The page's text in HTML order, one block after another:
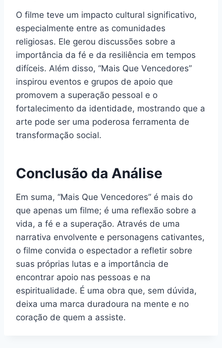
O filme teve um impacto cultural significativo,
especialmente entre as comunidades
religiosas. Ele gerou discussões sobre a
importância da fé e da resiliência em tempos
difíceis. Além disso, “Mais Que Vencedores”
inspirou eventos e grupos de apoio que
promovem a superação pessoal e o
fortalecimento da identidade, mostrando que a
arte pode ser uma poderosa ferramenta de
transformação social.
Conclusão da Análise
Em suma, “Mais Que Vencedores” é mais do
que apenas um filme; é uma reflexão sobre a
vida, a fé e a superação. Através de uma
narrativa envolvente e personagens cativantes,
o filme convida o espectador a refletir sobre
suas próprias lutas e a importância de
encontrar apoio nas pessoas e na
espiritualidade. É uma obra que, sem dúvida,
deixa uma marca duradoura na mente e no
coração de quem a assiste.